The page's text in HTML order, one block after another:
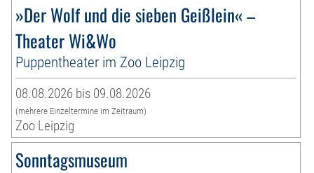
»Der Wolf und die sieben Geißlein« –
Theater Wi&Wo
Puppentheater im Zoo Leipzig
08.08.2026 bis 09.08.2026
(mehrere Einzeltermine im Zeitraum)
Zoo Leipzig
Sonntagsmuseum